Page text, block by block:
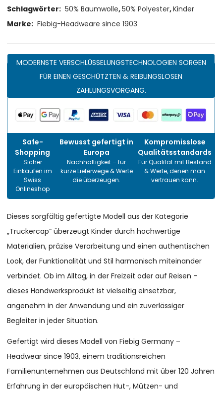
Schlagwörter: 50% Baumwolle,50% Polyester,Kinder
Marke: Fiebig-Headweare since 1903
MODERNSTE VERSCHLÜSSELUNGSTECHNOLOGIEN SORGEN
FÜR EINEN GESCHÜTZTEN & REIBUNGSLOSEN
ZAHLUNGSVORGANG.
Safe-
Shopping
Sicher
Einkaufen im
Swiss
Onlineshop
Bewusst gefertigt in
Europa
Nachhaltigkeit – für
kurze Lieferwege & Werte
die überzeugen.
Kompromisslose
Qualitätsstandards
Für Qualität mit Bestand
& Werte, denen man
vertrauen kann.
Dieses sorgfältig gefertigte Modell aus der Kategorie
„Truckercap“ überzeugt Kinder durch hochwertige
Materialien, präzise Verarbeitung und einen authentischen
Look, der Funktionalität und Stil harmonisch miteinander
verbindet. Ob im Alltag, in der Freizeit oder auf Reisen –
dieses Handwerksprodukt ist vielseitig einsetzbar,
angenehm in der Anwendung und ein zuverlässiger
Begleiter in jeder Situation.
Gefertigt wird dieses Modell von Fiebig Germany –
Headwear since 1903, einem traditionsreichen
Familienunternehmen aus Deutschland mit über 120 Jahren
Erfahrung in der europäischen Hut-, Mützen- und